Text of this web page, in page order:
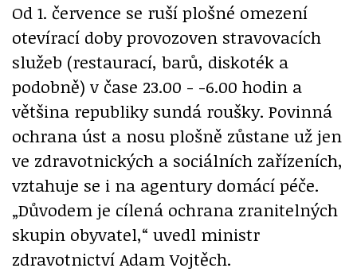
Od 1. července se ruší plošné omezení
otevírací doby provozoven stravovacích
služeb (restaurací, barů, diskoték a
podobně) v čase 23.00 - -6.00 hodin a
většina republiky sundá roušky. Povinná
ochrana úst a nosu plošně zůstane už jen
ve zdravotnických a sociálních zařízeních,
vztahuje se i na agentury domácí péče.
„Důvodem je cílená ochrana zranitelných
skupin obyvatel,“ uvedl ministr
zdravotnictví Adam Vojtěch.